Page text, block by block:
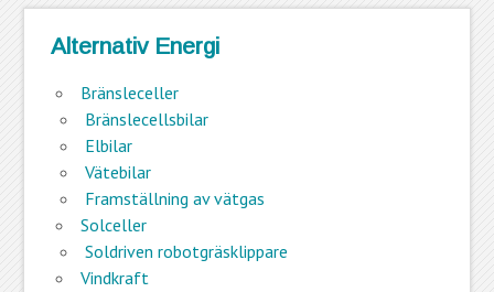
Alternativ Energi
Bränsleceller
Bränslecellsbilar
Elbilar
Vätebilar
Framställning av vätgas
Solceller
Soldriven robotgräsklippare
Vindkraft